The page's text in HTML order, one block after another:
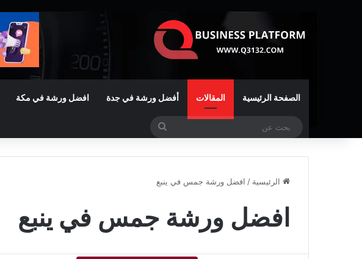
الصفحة الرئيسية المقالات أفضل ورشة في جدة افضل ورشة في مكة
الرئيسية / افضل ورشة جمس في ينبع
افضل ورشة جمس في ينبع